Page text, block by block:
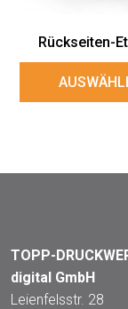
Rückseiten-
TOPP-
digital GmbH
Leienfelsstr. 28